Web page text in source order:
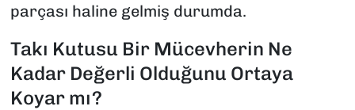
parçası haline gelmiş durumda.
Takı Kutusu Bir Mücevherin Ne
Kadar Değerli Olduğunu Ortaya
Koyar mı?